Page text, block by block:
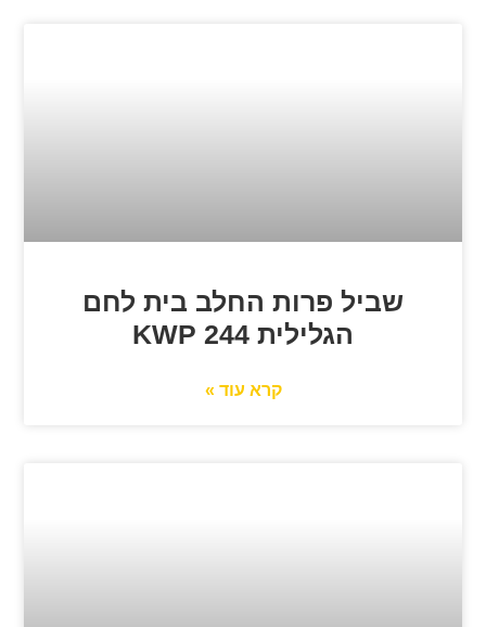
שביל פרות החלב בית לחם
הגלילית 244 KWP
קרא עוד »